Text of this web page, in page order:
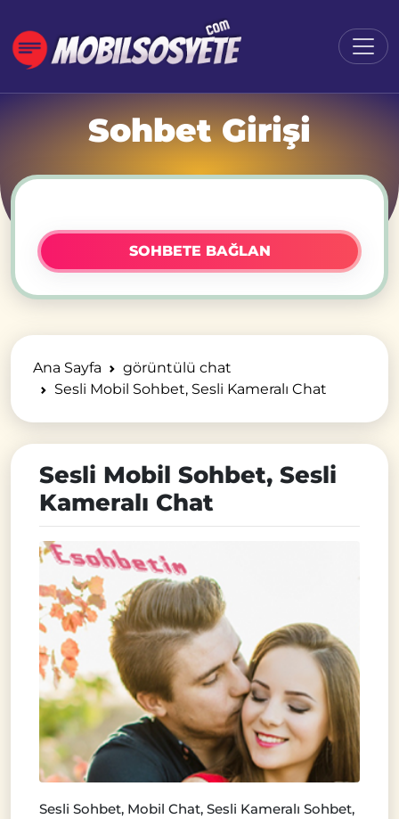
Sohbet Girişi
SOHBETE BAĞLAN
Ana Sayfa
görüntülü chat
Sesli Mobil Sohbet, Sesli Kameralı Chat
Sesli Mobil Sohbet, Sesli
Kameralı Chat
Sesli Sohbet, Mobil Chat, Sesli Kameralı Sohbet,